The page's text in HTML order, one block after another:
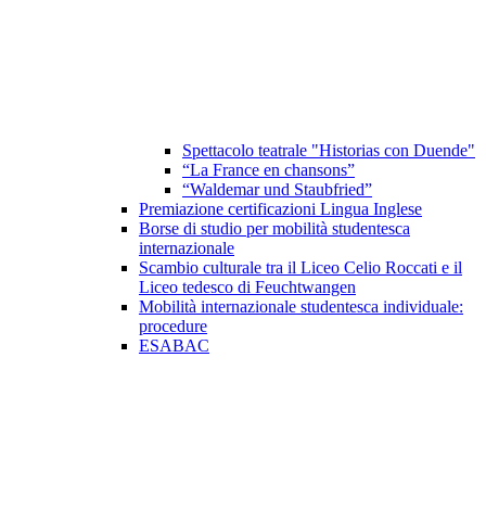
Spettacolo teatrale "Historias con Duende"
“La France en chansons”
“Waldemar und Staubfried”
Premiazione certificazioni Lingua Inglese
Borse di studio per mobilità studentesca
internazionale
Scambio culturale tra il Liceo Celio Roccati e il
Liceo tedesco di Feuchtwangen
Mobilità internazionale studentesca individuale:
procedure
ESABAC